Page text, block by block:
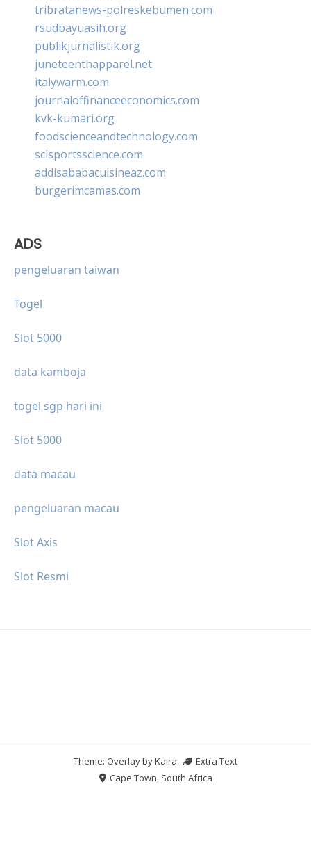
tribratanews-polreskebumen.com
rsudbayuasih.org
publikjurnalistik.org
juneteenthapparel.net
italywarm.com
journaloffinanceeconomics.com
kvk-kumari.org
foodscienceandtechnology.com
scisportsscience.com
addisababacuisineaz.com
burgerimcamas.com
ADS
pengeluaran taiwan
Togel
Slot 5000
data kamboja
togel sgp hari ini
Slot 5000
data macau
pengeluaran macau
Slot Axis
Slot Resmi
Theme: Overlay byKaira.
Extra Text
Cape Town, South Africa